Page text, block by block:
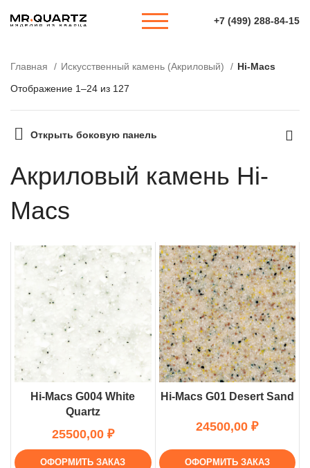
+7 (499) 288-84-15
Главная Искусственный камень (Акриловый)
Hi-Macs
Отображение 1–24 из 127
Открыть боковую панель
Акриловый камень Hi-
Macs
Hi-Macs G004 White
Quartz
₽
ОФОРМИТЬ ЗАКАЗ
Hi-Macs G01 Desert Sand
₽
ОФОРМИТЬ ЗАКАЗ